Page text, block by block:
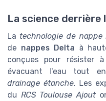
La science derrière
La technologie de nappe
de nappes Delta à
conçues pour résister
évacuant l'eau tout
drainage étanche. Les
du RCS Toulouse Ajout